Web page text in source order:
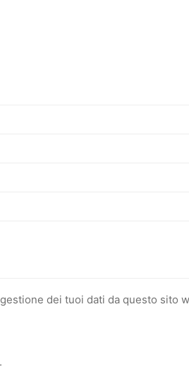
dei tuoi dati da questo sito